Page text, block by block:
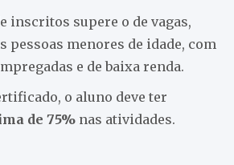
inscritos supere o de vagas,
pessoas menores de idade, com
e de baixa renda.
o aluno deve ter
de 75%nas atividades.